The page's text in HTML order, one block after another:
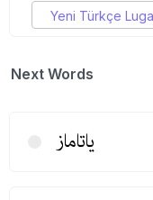
Yeni Türkçe
Next Words
یاتاماز